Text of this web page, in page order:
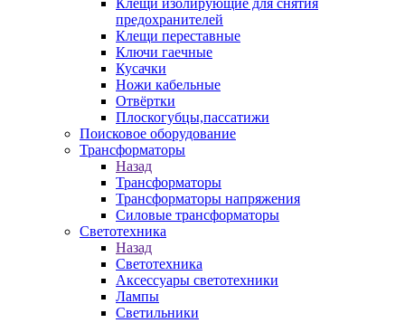
Клещи изолирующие для снятия
предохранителей
Клещи переставные
Ключи гаечные
Кусачки
Ножи кабельные
Отвёртки
Плоскогубцы,пассатижи
Поисковое оборудование
Трансформаторы
Назад
Трансформаторы
Трансформаторы напряжения
Силовые трансформаторы
Светотехника
Назад
Светотехника
Аксессуары светотехники
Лампы
Светильники